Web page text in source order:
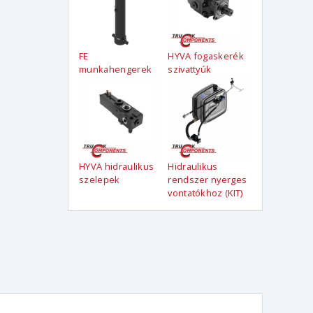
FE
munkahengerek
HYVA fogaskerék
szivattyúk
HYVA hidraulikus
szelepek
Hidraulikus
rendszer nyerges
vontatókhoz (KIT)